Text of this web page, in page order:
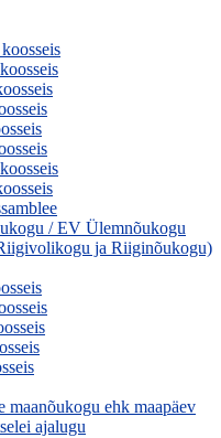
/ EV Ülemnõukogu
ja Riiginõukogu)
maanõukogu ehk maapäev
ajalugu